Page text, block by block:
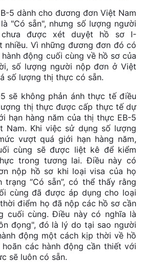
5 dành cho đương đơn Việt Nam
"Có sẵn", nhưng số lượng người
được xét duyệt hồ sơ I-
nhiều. Vì những đương đơn đó có
động cuối cùng về hồ sơ của
số lượng người nộp đơn ở Việt
số lượng thị thực có sẵn.
sẽ không phản ánh thực tế điều
thị thực được cấp thực tế dự
hạn hàng năm của thị thực EB-5
Nam. Khi việc sử dụng số lượng
vượt quá giới hạn hàng năm,
cùng sẽ được liệt kê để kiểm
trong tương lai. Điều này có
nộp hồ sơ khi loại visa của họ
“Có sẵn”, có thể thấy rằng
cùng đã được áp dụng cho loại
điểm họ đã nộp các hồ sơ cần
cuối cùng. Điều này có nghĩa là
đọng", đó là lý do tại sao người
động một cách kịp thời về hồ
các hành động cần thiết với
sẽ luôn có sẵn.